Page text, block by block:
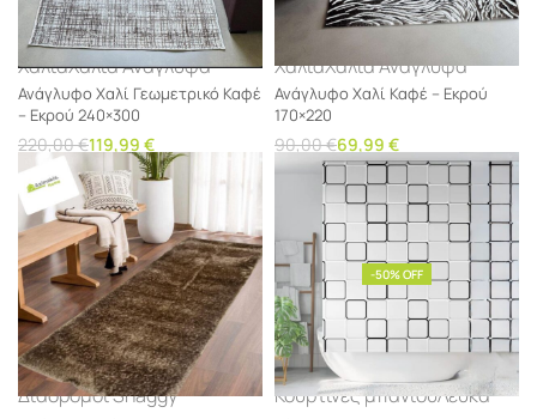
ΧαλιάΧαλιά Ανάγλυφα
Ανάγλυφο Χαλί Γεωμετρικό Καφέ
– Εκρού 240×300
220,00€119,99 €
Προσθήκη στο καλάθι
ΧαλιάΧαλιά Ανάγλυφα
Ανάγλυφο Χαλί Καφέ – Εκρού
170×220
90,00€69,99 €
Προσθήκη στο καλάθι
Διάδρομοι Shaggy
-50% OFF
Κουρτίνες μπάνιουΛευκά